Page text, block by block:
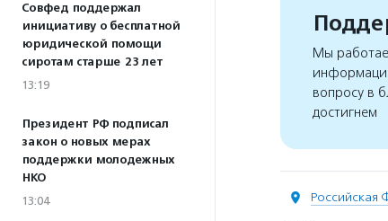
Совфед поддержал
инициативу о бесплатной
юридической помощи
сиротам старше 23 лет
13:19
Президент РФ подписал
закон о новых мерах
поддержки молодежных
НКО
13:04
Мы
вопросу в
достигнем
Российская